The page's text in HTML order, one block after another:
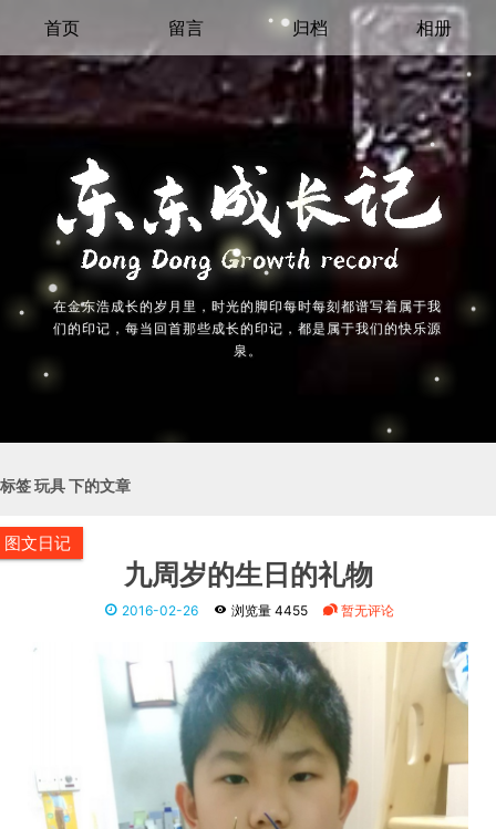
首页 留言 归档 相册
在金东浩成长的岁月里，时光的脚印每时每刻都谱写着属于我
们的印记，每当回首那些成长的印记，都是属于我们的快乐源
泉。
标签 玩具 下的文章
图文日记
九周岁的生日的礼物
2016-02-26 浏览量 4455 暂无评论